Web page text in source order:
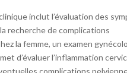
inclut l’évaluation des
recherche de complications
la femme, un examen
d’évaluer l’inflammation
complications